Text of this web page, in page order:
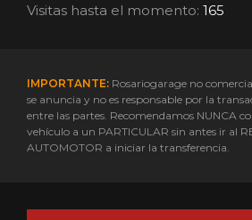
Visitas hasta el momento: 165
IMPORTANTE: Rosariogarage no
se anuncia y no es responsable por la
entre las partes. Recomendamos NUNCA
vehículo a un PARTICULAR sin antes ir al
AUTOMOTOR a iniciar la transferencia.